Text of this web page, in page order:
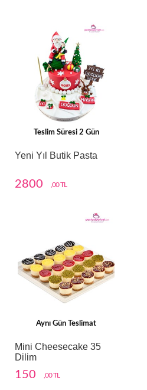
Teslim Süresi 2 Gün
Yeni Yıl Butik Pasta
2800 ,00 TL
Aynı Gün Teslimat
Mini Cheesecake 35
Dilim
150 ,00 TL